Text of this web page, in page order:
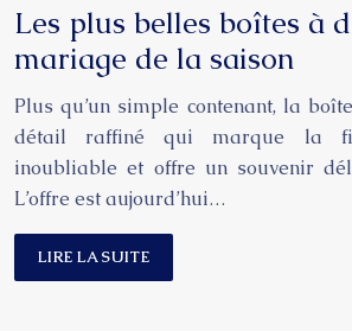
Les plus belles boîtes à
mariage de la saison
Plus qu’un simple contenant, la
détail raffiné qui marque la
inoubliable et offre un souvenir
L’offre est aujourd’hui…
LIRE LA SUITE